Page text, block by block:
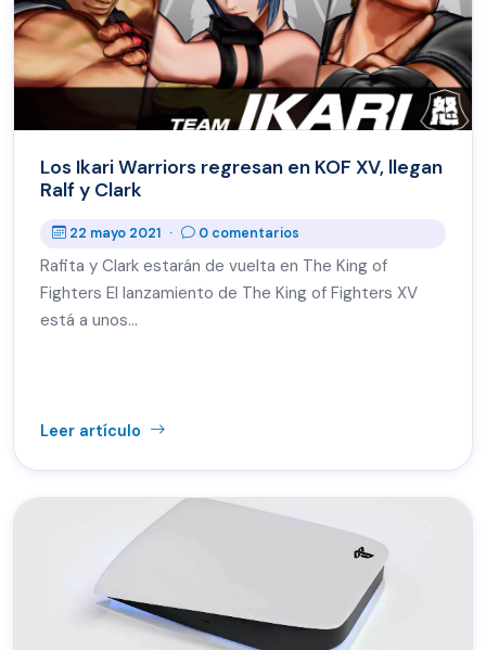
Los Ikari Warriors regresan en KOF XV, llegan
Ralf y Clark
22 mayo 2021 · 0 comentarios
Rafita y Clark estarán de vuelta en The King of
Fighters El lanzamiento de The King of Fighters XV
está a unos…
Leer artículo